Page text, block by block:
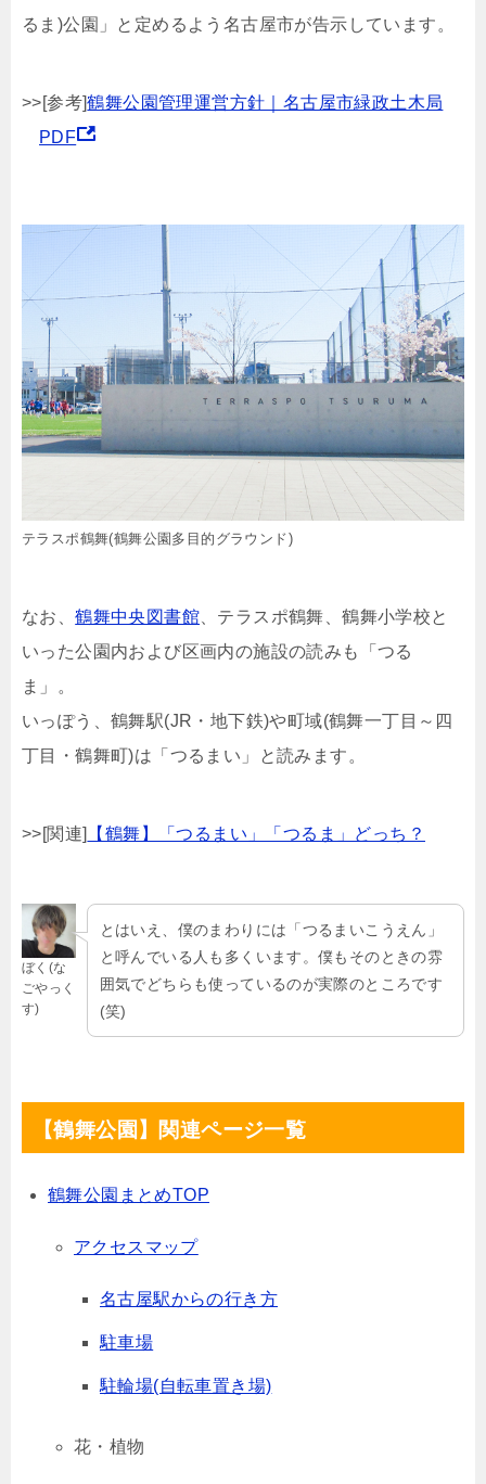
るま)公園」と定めるよう名古屋市が告示しています。
>>[参考]鶴舞公園管理運営方針｜名古屋市緑政土木局
PDF
テラスポ鶴舞(鶴舞公園多目的グラウンド)
なお、鶴舞中央図書館 、テラスポ鶴舞、鶴舞小学校と
いった公園内および区画内の施設の読みも「つる
ま」。
いっぽう、鶴舞駅(JR・地下鉄)や町域(鶴舞一丁目～四
丁目・鶴舞町)は「つるまい」と読みます。
>>[関連] 【鶴舞】「つるまい」「つるま」どっち？
ぼく(な
ごやっく
す)
とはいえ、僕のまわりには「つるまいこうえん」
と呼んでいる人も多くいます。僕もそのときの雰
囲気でどちらも使っているのが実際のところです
(笑)
【鶴舞公園】関連ページ一覧
鶴舞公園まとめTOP
アクセスマップ
名古屋駅からの行き方
駐車場
駐輪場(自転車置き場)
花・植物